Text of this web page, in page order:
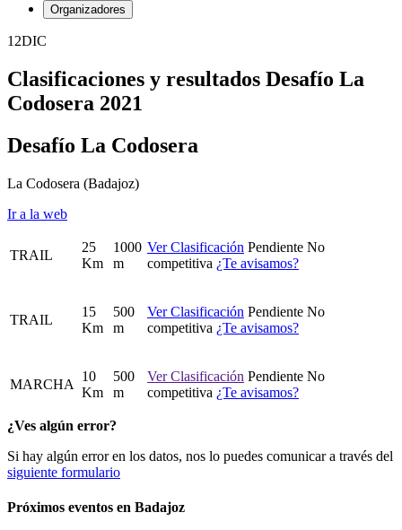
Organizadores
12DIC
Clasificaciones y resultados Desafío La
Codosera 2021
Desafío La Codosera
La Codosera (Badajoz)
Ir a la web
TRAIL
25
Km
1000
m
Ver Clasificación Pendiente No
competitiva ¿Te avisamos?
TRAIL
15
Km
500
m
Ver Clasificación Pendiente No
competitiva ¿Te avisamos?
MARCHA
10
Km
500
m
Ver Clasificación Pendiente No
competitiva ¿Te avisamos?
¿Ves algún error?
Si hay algún error en los datos, nos lo puedes comunicar a través del
siguiente formulario
Próximos eventos en Badajoz